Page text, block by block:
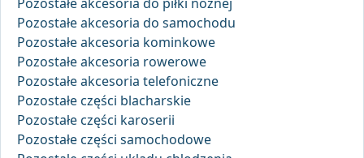
Pozostałe akcesoria do samochodu
Pozostałe akcesoria kominkowe
Pozostałe akcesoria rowerowe
Pozostałe akcesoria telefoniczne
Pozostałe części blacharskie
Pozostałe części karoserii
Pozostałe części samochodowe